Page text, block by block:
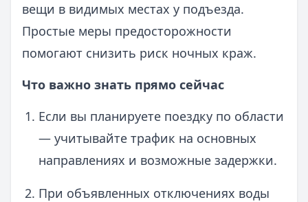
вещи в видимых местах у подъезда.
Простые меры предосторожности
помогают снизить риск ночных краж.
Что важно знать прямо сейчас
Если вы планируете поездку по области
— учитывайте трафик на основных
направлениях и возможные задержки.
При объявленных отключениях воды